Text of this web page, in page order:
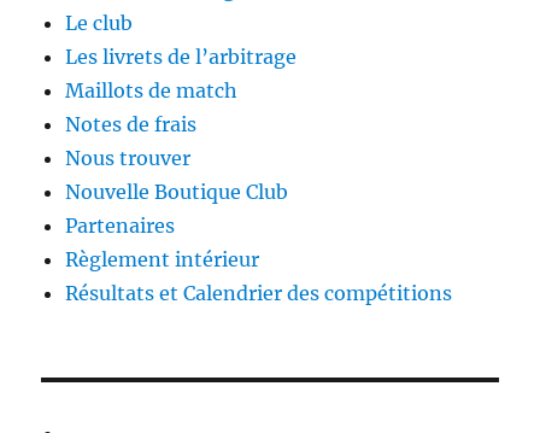
Le club
Les livrets de l’arbitrage
Maillots de match
Notes de frais
Nous trouver
Nouvelle Boutique Club
Partenaires
Règlement intérieur
Résultats et Calendrier des compétitions